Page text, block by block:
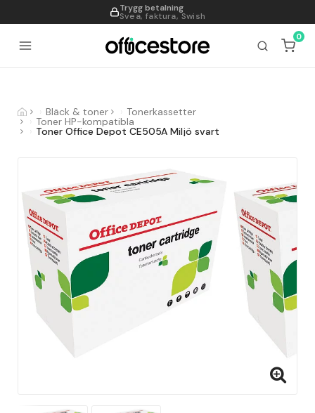
Trygg betalning
Svea, faktura, Swish
995
0
Bläck & toner Tonerkassetter
Toner HP-kompatibla
Toner Office Depot CE505A Miljö svart